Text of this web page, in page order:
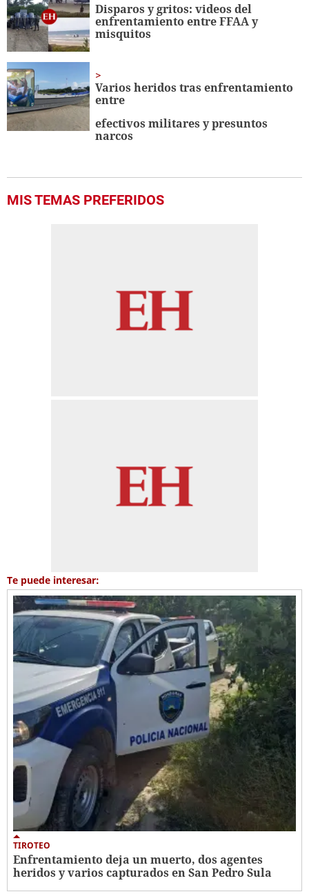
Disparos y gritos: videos del
enfrentamiento entre FFAA y
misquitos
Varios heridos tras enfrentamiento
entre
efectivos militares y presuntos
narcos
MIS TEMAS PREFERIDOS
Te puede interesar:
TIROTEO
Enfrentamiento deja un muerto, dos agentes
heridos y varios capturados en San Pedro Sula